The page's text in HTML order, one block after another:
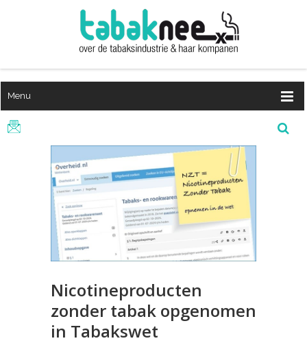
Menu
Nicotineproducten
zonder tabak opgenomen
in Tabakswet